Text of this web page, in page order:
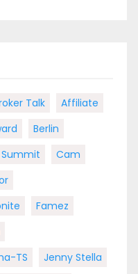
Talk
Affiliate
Berlin
Cam
Famez
TS
Jenny Stella